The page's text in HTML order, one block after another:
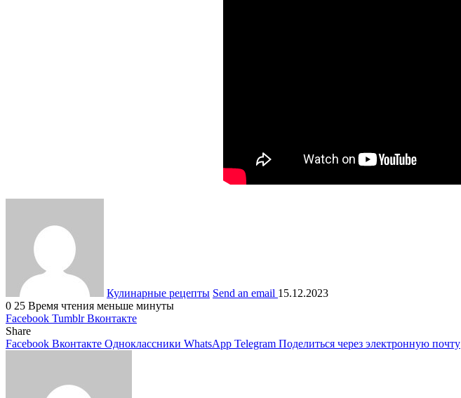
Кулинарные рецепты Send an email 15.12.2023
0 25 Время чтения меньше минуты
Facebook Tumblr Вконтакте
Share
Facebook Вконтакте Одноклассники WhatsApp Telegram Поделиться через электронную почту